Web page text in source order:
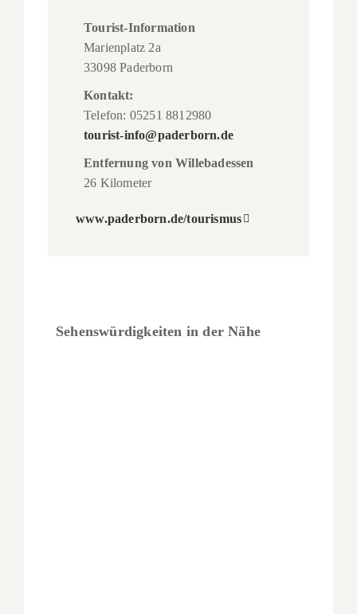
Tourist-Information
Marienplatz 2a
33098 Paderborn
Kontakt:
Telefon: 05251 8812980
tourist-info@paderborn.de
Entfernung von Willebadessen
26 Kilometer
www.paderborn.de/tourismus
Sehenswürdigkeiten in der Nähe